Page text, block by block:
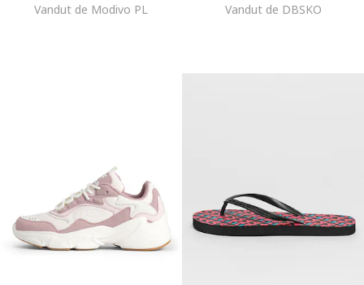
Vandut de Modivo PL Vandut de DBSKO